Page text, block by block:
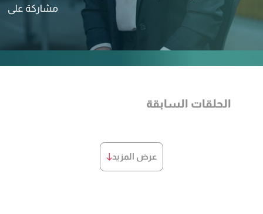
مشاركة على
الحلقات السابقة
عرض المزيد